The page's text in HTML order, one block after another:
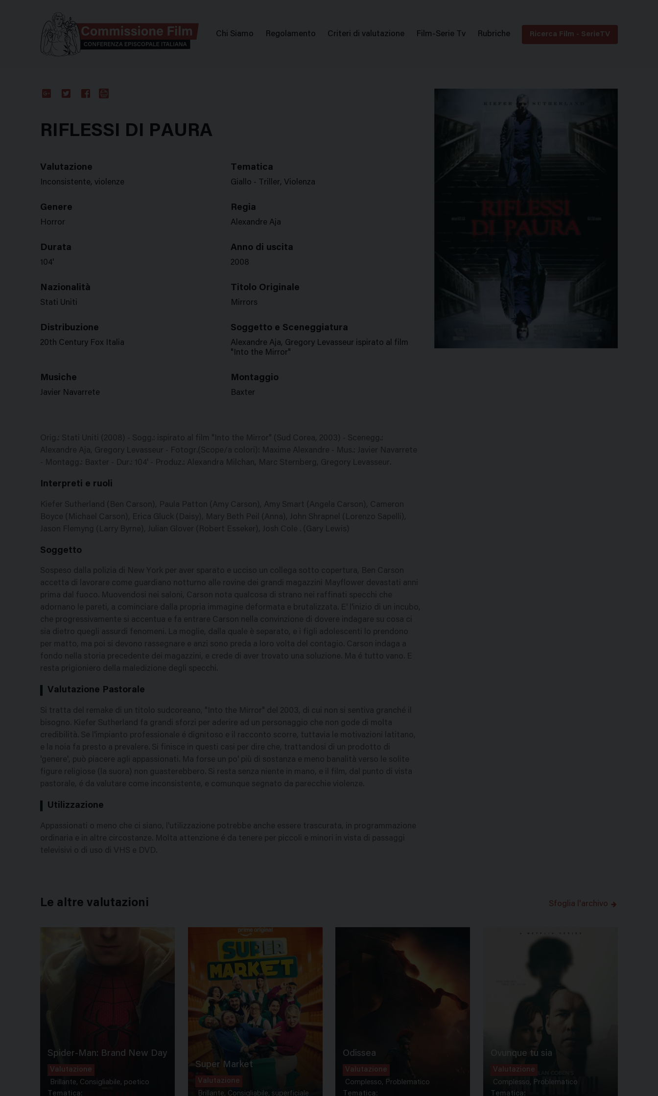
Menu
Chi Siamo Regolamento Criteri di valutazione Film-Serie Tv Rubriche Ricerca Film - SerieTV
RIFLESSI DI PAURA
Valutazione
Inconsistente, violenze
Tematica
Giallo - Triller, Violenza
Genere
Horror
Regia
Alexandre Aja
Durata
104'
Anno di uscita
2008
Nazionalità
Stati Uniti
Titolo Originale
Mirrors
Distribuzione
20th Century Fox Italia
Soggetto e Sceneggiatura
Alexandre Aja, Gregory Levasseur ispirato al film
"Into the Mirror"
Musiche
Javier Navarrete
Montaggio
Baxter
Orig.: Stati Uniti (2008) - Sogg.: ispirato al film "Into the Mirror" (Sud Corea, 2003) - Scenegg.:
Alexandre Aja, Gregory Levasseur - Fotogr.(Scope/a colori): Maxime Alexandre - Mus.: Javier Navarrete
- Montagg.: Baxter - Dur.: 104' - Produz.: Alexandra Milchan, Marc Sternberg, Gregory Levasseur.
Interpreti e ruoli
Kiefer Sutherland (Ben Carson), Paula Patton (Amy Carson), Amy Smart (Angela Carson), Cameron
Boyce (Michael Carson), Erica Gluck (Daisy), Mary Beth Peil (Anna), John Shrapnel (Lorenzo Sapelli),
Jason Flemyng (Larry Byrne), Julian Glover (Robert Esseker), Josh Cole . (Gary Lewis)
Soggetto
Sospeso dalla polizia di New York per aver sparato e ucciso un collega sotto copertura, Ben Carson
accetta di lavorare come guardiano notturno alle rovine dei grandi magazzini Mayflower devastati anni
prima dal fuoco. Muovendosi nei saloni, Carson nota qualcosa di strano nei raffinati specchi che
adornano le pareti, a cominciare dalla propria immagine deformata e brutalizzata. E' l'inizio di un incubo,
che progressivamente si accentua e fa entrare Carson nella convinzione di dovere indagare su cosa ci
sia dietro quegli assurdi fenomeni. La moglie, dalla quale è separato, e i figli adolescenti lo prendono
per matto, ma poi si devono rassegnare e anzi sono preda a loro volta del contagio. Carson indaga a
fondo nella storia precedente dei magazzini, e crede di aver trovato una soluzione. Ma é tutto vano. E
resta prigioniero della maledizione degli specchi.
Valutazione Pastorale
Si tratta del remake di un titolo sudcoreano, "Into the Mirror" del 2003, di cui non si sentiva granché il
bisogno. Kiefer Sutherland fa grandi sforzi per aderire ad un personaggio che non gode di molta
credibilità. Se l'impianto professionale é dignitoso e il racconto scorre, tuttavia le motivazioni latitano,
e la noia fa presto a prevalere. Si finisce in questi casi per dire che, trattandosi di un prodotto di
'genere', può piacere agli appassionati. Ma forse un po' più di sostanza e meno banalità verso le solite
figure religiose (la suora) non guasterebbero. Si resta senza niente in mano, e il film, dal punto di vista
pastorale, é da valutare come inconsistente, e comunque segnato da parecchie violenze.
Utilizzazione
Appassionati o meno che ci siano, l'utilizzazione potrebbe anche essere trascurata, in programmazione
ordinaria e in altre circostanze. Molta attenzione é da tenere per piccoli e minori in vista di passaggi
televisivi o di uso di VHS e DVD.
Le altre valutazioni Sfoglia l'archivo
Spider-Man: Brand New Day
Valutazione
Brillante, Consigliabile, poetico
Tematica:
Super Market
Valutazione
Brillante, Consigliabile, superficiale
Odissea
Valutazione
Complesso, Problematico
Tematica:
Ovunque tu sia
Valutazione
Complesso, Problematico
Tematica: